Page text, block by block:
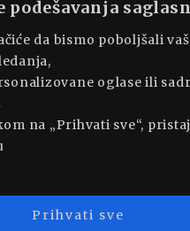
podešavanja
da bismo poboljšali
oglase ili
na „Prihvati sve“,
Prihvati sve